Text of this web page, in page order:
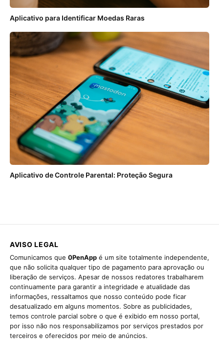
Aplicativo para Identificar Moedas Raras
Aplicativo de Controle Parental: Proteção Segura
AVISO LEGAL
Comunicamos que 0PenApp é um site totalmente independente,
que não solicita qualquer tipo de pagamento para aprovação ou
liberação de serviços. Apesar de nossos redatores trabalharem
continuamente para garantir a integridade e atualidade das
informações, ressaltamos que nosso conteúdo pode ficar
desatualizado em alguns momentos. Sobre as publicidades,
temos controle parcial sobre o que é exibido em nosso portal,
por isso não nos responsabilizamos por serviços prestados por
terceiros e oferecidos por meio de anúncios.